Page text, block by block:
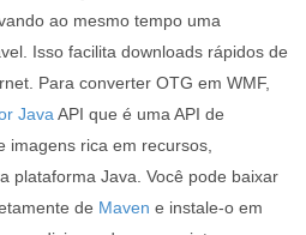
ao mesmo tempo uma
Isso facilita downloads rápidos de
Para converter OTG em WMF,
Java API que é uma API de
imagens rica em recursos,
plataforma Java. Você pode baixar
de Maven e instale-o em